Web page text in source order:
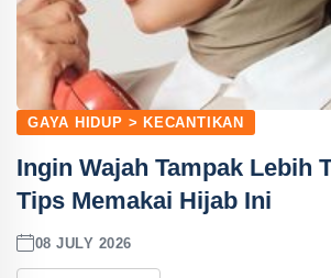
GAYA HIDUP > KECANTIKAN
Ingin Wajah Tampak Lebih
Tips Memakai Hijab Ini
08 JULY 2026